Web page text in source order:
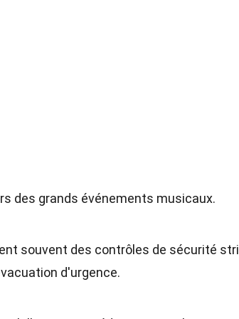
des grands événements musicaux.
souvent des contrôles de sécurité
d'urgence.